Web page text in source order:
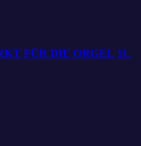
FÜR DIE ORGEL 11.